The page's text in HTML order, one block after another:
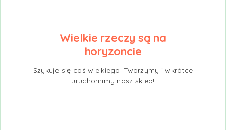
Wielkie rzeczy są na
horyzoncie
Szykuje się coś wielkiego! Tworzymy i wkrótce
uruchomimy nasz sklep!